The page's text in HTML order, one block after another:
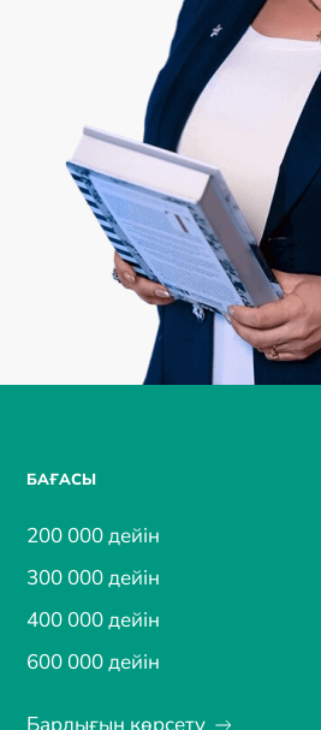
БАҒАСЫ
200 000 дейін
300 000 дейін
400 000 дейін
600 000 дейін